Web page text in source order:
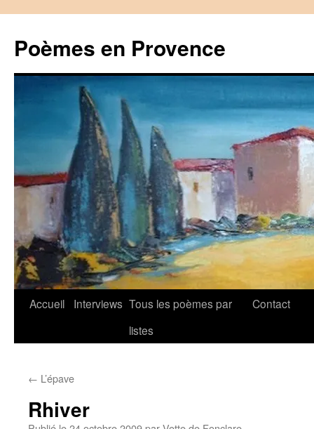
contenu
Poèmes en Provence
Accueil Interviews Tous les poèmes par
listes
Contact
← L’épave
Rhiver